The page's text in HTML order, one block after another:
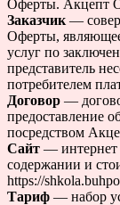
Оферты. Акцепт
Заказчик —
Оферты,
услуг по
представитель
потребителем
Договор —
предоставление
посредством
Сайт —
cодержании и
https://
Тариф — набор